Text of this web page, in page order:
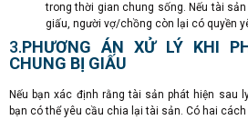
trong thời gian chung sống. Nếu tài
giấu, người vợ/chồng còn lại có quyền
3.PHƯƠNG ÁN XỬ LÝ KHI
CHUNG BỊ GIẤU
Nếu bạn xác định rằng tài sản phát hiện sau
bạn có thể yêu cầu chia lại tài sản. Có hai cách